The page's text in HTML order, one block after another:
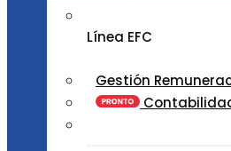
Línea EFC
Gestión